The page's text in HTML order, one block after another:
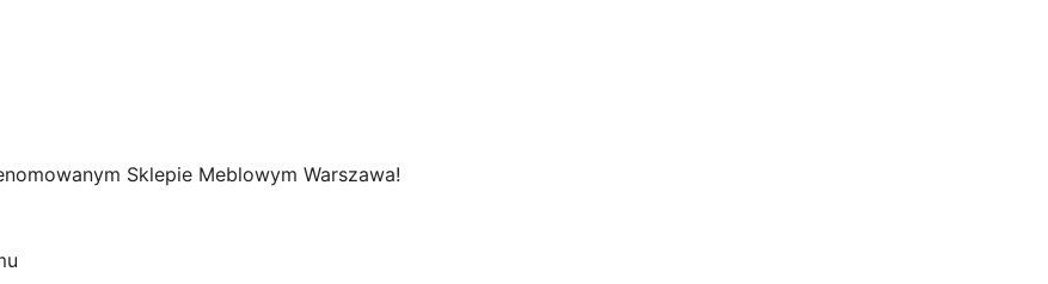
Sklepie Meblowym Warszawa!